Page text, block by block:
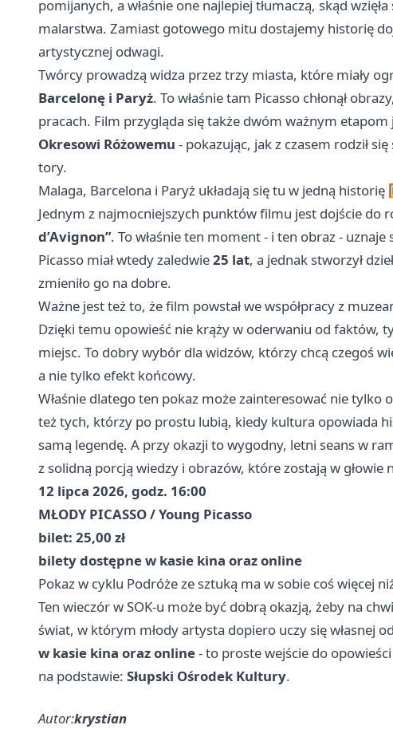
pomijanych, a właśnie one najlepiej tłumaczą, skąd
malarstwa. Zamiast gotowego mitu dostajemy historię
artystycznej odwagi.
Twórcy prowadzą widza przez trzy miasta, które miały
Barcelonę i Paryż. To właśnie tam Picasso chłonął
pracach. Film przygląda się także dwóm ważnym etapom
Okresowi Różowemu - pokazując, jak z czasem rodził
tory.
Malaga, Barcelona i Paryż układają się tu w jedną
Jednym z najmocniejszych punktów filmu jest dojście do
d’Avignon”. To właśnie ten moment - i ten obraz -
Picasso miał wtedy zaledwie25 lat, a jednak stworzył
zmieniło go na dobre.
Ważne jest też to, że film powstał we współpracy z
Dzięki temu opowieść nie krąży w oderwaniu od faktów,
miejsc. To dobry wybór dla widzów, którzy chcą czegoś
a nie tylko efekt końcowy.
Właśnie dlatego ten pokaz może zainteresować nie tylko
też tych, którzy po prostu lubią, kiedy kultura opowiada
samą legendę. A przy okazji to wygodny, letni seans w
z solidną porcją wiedzy i obrazów, które zostają w głowie
12 lipca 2026, godz. 16:00
MŁODY PICASSO / Young Picasso
bilet: 25,00 zł
bilety dostępne w kasie kina oraz online
Pokaz w cyklu Podróże ze sztuką ma w sobie coś więcej
Ten wieczór w SOK-u może być dobrą okazją, żeby na
świat, w którym młody artysta dopiero uczy się własnej
w kasie kina oraz online- to proste wejście do
na podstawie: Słupski Ośrodek Kultury.
Autor:krystian